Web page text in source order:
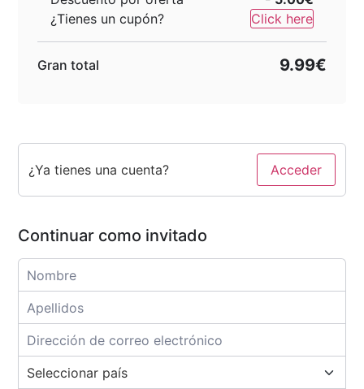
¿Tienes un cupón?
Click here
Gran total 9.99€
¿Ya tienes una cuenta? Acceder
Continuar como invitado